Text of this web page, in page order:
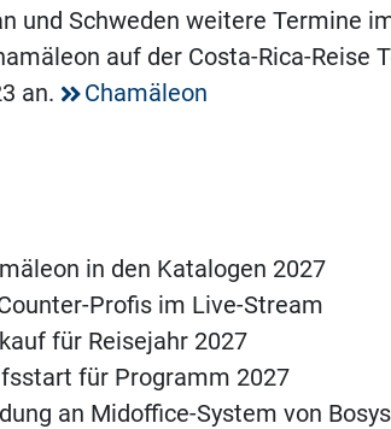
und Schweden weitere Termine
auf der Costa-Rica-Reise
an.
Chamäleon
in den Katalogen 2027
Profis im Live-Stream
für Reisejahr 2027
für Programm 2027
an Midoffice-System von